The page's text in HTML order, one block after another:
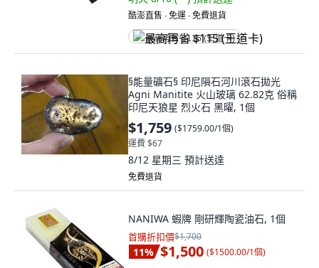
酷澎直售 ∙ 免運 ∙ 免費退貨
最高再省 $115 (王道卡)
§能量礦石§ 印尼隕石河川滾石拋光
Agni Manitite 火山玻璃 62.82克 俗稱
印尼天狼星 烈火石 黑曜, 1個
$1,759 ($1759.00/1個)
運費 $67
8/12 星期三 預計送達
免費退貨
NANIWA 蝦牌 剛研輝陶瓷油石, 1個
首購折扣價$1,700
11% $1,500 ($1500.00/1個)